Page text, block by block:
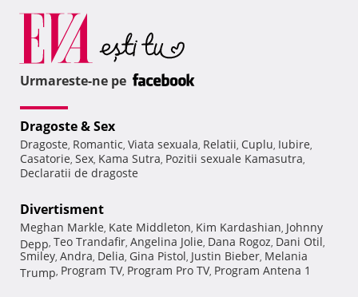
Urmareste-ne pe
Dragoste & Sex
Dragoste, Romantic, Viata sexuala, Relatii, Cuplu, Iubire,
Casatorie, Sex, Kama Sutra, Pozitii sexuale Kamasutra,
Declaratii de dragoste
Divertisment
Meghan Markle, Kate Middleton, Kim Kardashian, Johnny
Depp, Teo Trandafir, Angelina Jolie, Dana Rogoz, Dani Otil,
Smiley, Andra, Delia, Gina Pistol, Justin Bieber, Melania
Trump, Program TV, Program Pro TV, Program Antena 1